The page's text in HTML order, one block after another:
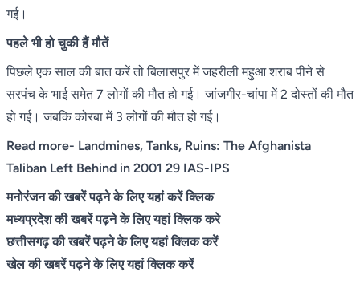
गई।
पहले भी हो चुकी हैं मौतें
पिछले एक साल की बात करें तो बिलासपुर में जहरीली महुआ शराब पीने से
सरपंच के भाई समेत 7 लोगों की मौत हो गई। जांजगीर-चांपा में 2 दोस्तों की मौत
हो गई। जबकि कोरबा में 3 लोगों की मौत हो गई।
Read more- Landmines, Tanks, Ruins: The Afghanista
Taliban Left Behind in 2001 29 IAS-IPS
मनोरंजन की खबरें पढ़ने के लिए यहां करें क्लिक
मध्यप्रदेश की खबरें पढ़ने के लिए यहां क्लिक करे
छत्तीसगढ़ की खबरें पढ़ने के लिए यहां क्लिक करें
खेल की खबरें पढ़ने के लिए यहां क्लिक करें